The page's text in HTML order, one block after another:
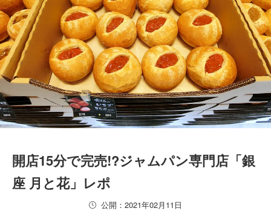
開店15分で完売!?ジャムパン専門店「銀
座 月と花」レポ
公開：2021年02月11日